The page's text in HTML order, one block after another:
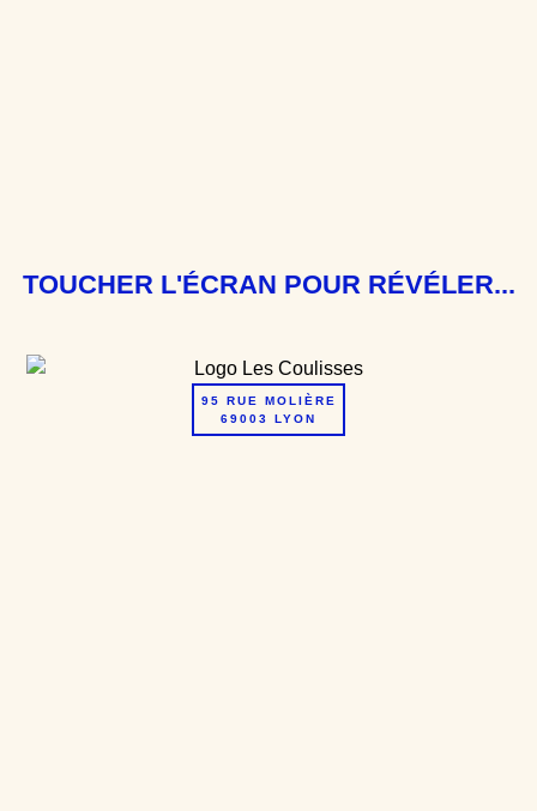
TOUCHER L'ÉCRAN POUR RÉVÉLER...
95 RUE MOLIÈRE
69003 LYON